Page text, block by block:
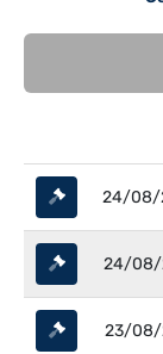
24/08/
24/08/
23/08/